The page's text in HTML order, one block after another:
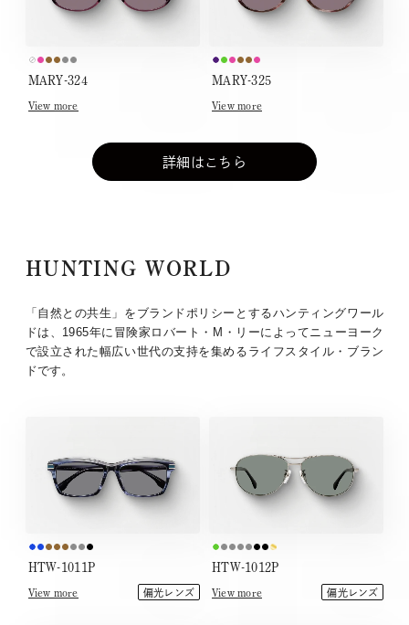
MARY-324
View more
MARY-325
View more
詳細はこちら
HUNTING WORLD
「自然との共生」をブランドポリシーとするハンティングワール
ドは、1965年に冒険家ロバート・M・リーによってニューヨーク
で設立された幅広い世代の支持を集めるライフスタイル・ブラン
ドです。
HTW-1011P
View more 偏光レンズ
HTW-1012P
View more 偏光レンズ